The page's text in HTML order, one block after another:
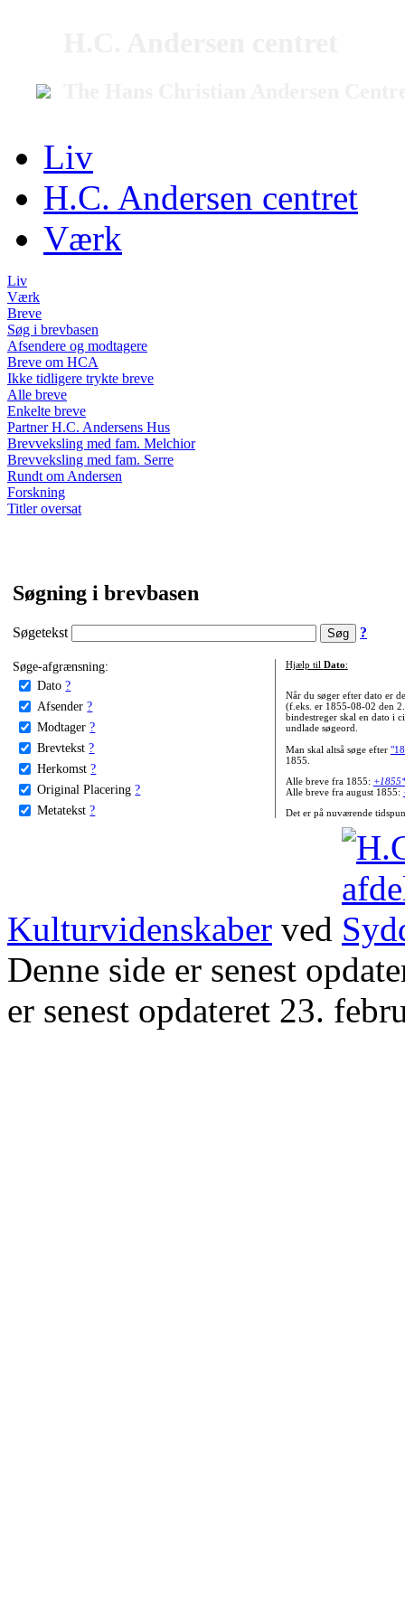
Liv
H.C. Andersen centret
Værk
Liv
Værk
Breve
Søg i brevbasen
Afsendere og modtagere
Breve om HCA
Ikke tidligere trykte breve
Alle breve
Enkelte breve
Partner H.C. Andersens Hus
Brevveksling med fam. Melchior
Brevveksling med fam. Serre
Rundt om Andersen
Forskning
Titler oversat
Søgning i brevbasen
Søgetekst ?
Søge-afgrænsning:
Dato ?
Afsender ?
Modtager ?
Brevtekst ?
Herkomst ?
Original Placering ?
Metatekst ?
Hjælp til Dato:
Når du søger efter dato er
(f.eks. er 1855-08-02 den
bindestreger skal en dato i
undlade søgeord.
Man skal altså søge efter
1855.
Alle breve fra 1855:
Alle breve fra august 1855:
Det er på nuværende
Kulturvidenskaber ved
Denne side er senest
er senest opdateret 23.